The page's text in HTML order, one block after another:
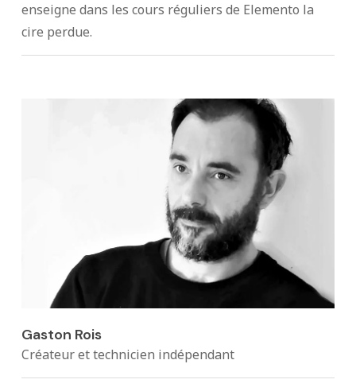
enseigne dans les cours réguliers de Elemento la
cire perdue.
Gaston Rois
Créateur et technicien indépendant